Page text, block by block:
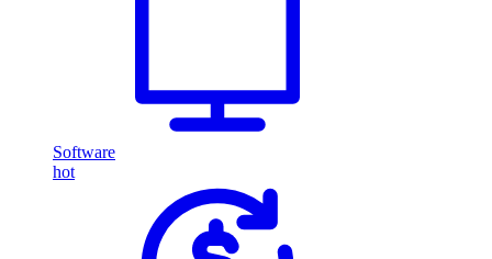
Software
hot